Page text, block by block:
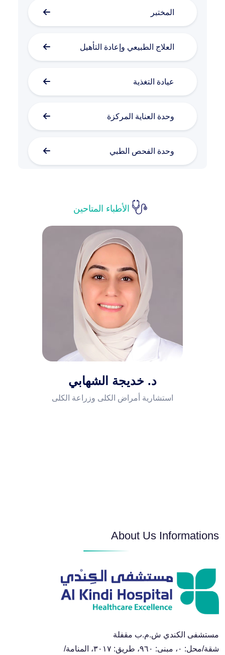
المختبر
العلاج الطبيعي وإعادة التأهيل
عيادة التغذية
وحدة العناية المركزة
وحدة الفحص الطبي
أمراض الجهاز التنفسي والرئة
أمراض المسالك البولية والتناسلية
والعقم عند الرجال
أمراض الحساسية والمناعة
أمراض الروماتيزم
أمراض الجهاز الهضمي والكبد
قسم طب وصحة الفم والأسنان
طب وجراحة الأطفال
الأطباء المتاحين
د. خديجة الشهابي
استشارية أمراض الكلى وزراعة الكلى
About Us Informations
مستشفى الكندي ش.م.ب مقفلة
شقة/محل: ٠، مبنى: ٩٦٠، طريق: ٣٠١٧، المنامة/